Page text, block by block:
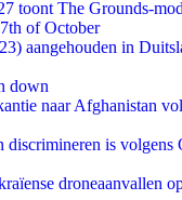
toont The Grounds-
of October
aangehouden in
down
naar Afghanistan
discrimineren is volgens
droneaanvallen